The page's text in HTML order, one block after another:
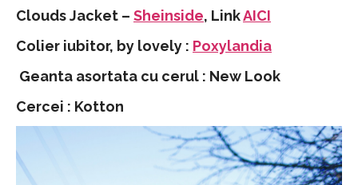
Clouds Jacket – Sheinside, LinkAICI
Colier iubitor, by lovely : Poxylandia
Geanta asortata cu cerul : New Look
Cercei : Kotton